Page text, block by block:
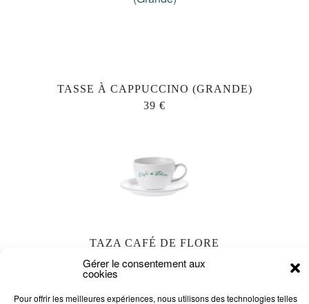
Gérer le consentement aux
cookies
Pour offrir les meilleures expériences, nous utilisons des technologies telles
TASSE À CAPPUCCINO (GRANDE)
39 €
TAZA CAFÉ DE FLORE
37 €